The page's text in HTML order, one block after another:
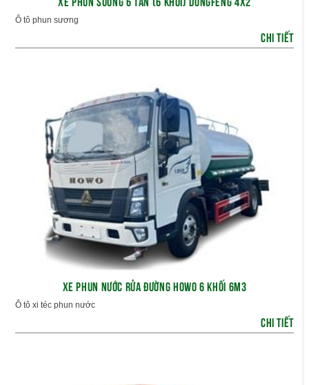
Ô tô phun sương
CHI TIẾT
XE PHUN NƯỚC RỬA ĐƯỜNG HOWO 6 KHỐI 6M3
Ô tô xi téc phun nước
CHI TIẾT